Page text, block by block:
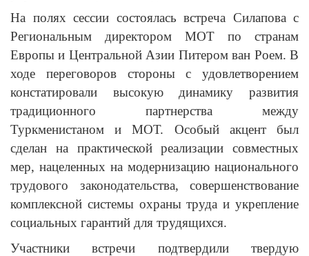
На полях сессии состоялась встреча Силапова с
Региональным директором МОТ по странам
Европы и Центральной Азии Питером ван Роем. В
ходе переговоров стороны с удовлетворением
констатировали высокую динамику развития
традиционного партнерства между
Туркменистаном и МОТ. Особый акцент был
сделан на практической реализации совместных
мер, нацеленных на модернизацию национального
трудового законодательства, совершенствование
комплексной системы охраны труда и укрепление
социальных гарантий для трудящихся.
Участники встречи подтвердили твердую